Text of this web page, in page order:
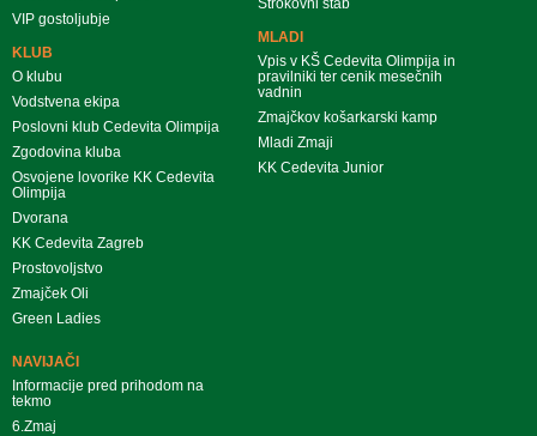
VIP gostoljubje
KLUB
O klubu
Vodstvena ekipa
Poslovni klub Cedevita Olimpija
Zgodovina kluba
Osvojene lovorike KK Cedevita
Olimpija
Dvorana
KK Cedevita Zagreb
Prostovoljstvo
Zmajček Oli
Green Ladies
MLADI
Vpis v KŠ Cedevita Olimpija in
pravilniki ter cenik mesečnih
vadnin
Zmajčkov košarkarski kamp
Mladi Zmaji
KK Cedevita Junior
NAVIJAČI
Informacije pred prihodom na
tekmo
6.Zmaj